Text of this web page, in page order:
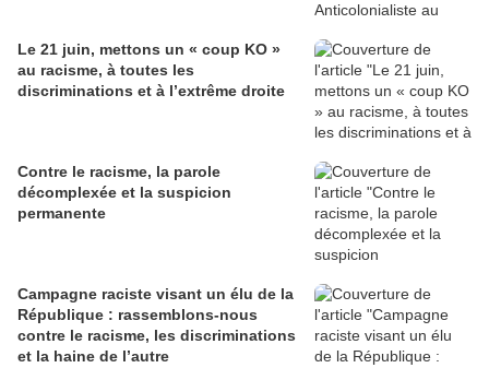
Le 21 juin, mettons un « coup KO »
au racisme, à toutes les
discriminations et à l’extrême droite
Contre le racisme, la parole
décomplexée et la suspicion
permanente
Campagne raciste visant un élu de la
République : rassemblons-nous
contre le racisme, les discriminations
et la haine de l’autre